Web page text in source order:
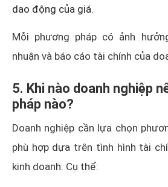
dao động của giá.
Mỗi phương pháp có ảnh
nhuận và báo cáo tài chính của
5. Khi nào doanh nghiệp
pháp nào?
Doanh nghiệp cần lựa chọn
phù hợp dựa trên tình hình tài
kinh doanh. Cụ thể: